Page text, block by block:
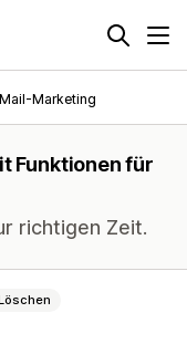
Marketing
Funktionen für
richtigen Zeit.